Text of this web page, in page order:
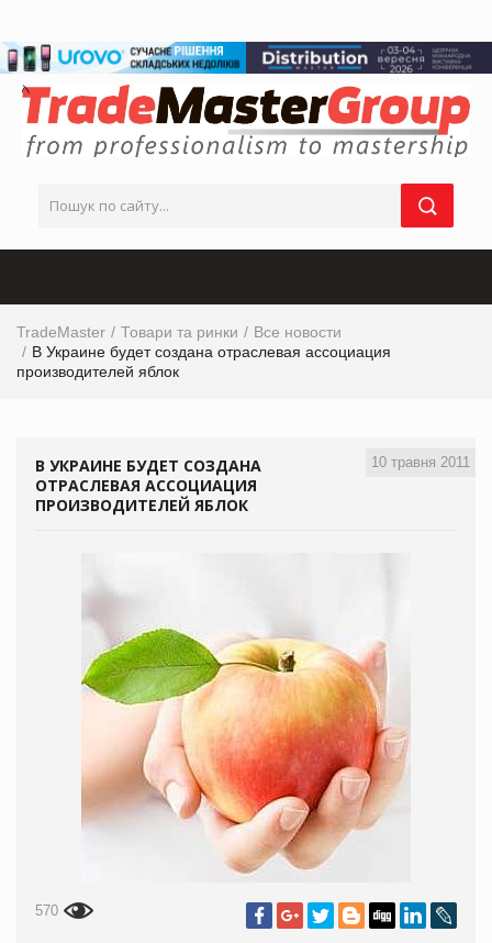
TradeMaster Товари та ринки
Все новости
В Украине будет создана отраслевая ассоциация
производителей яблок
10 травня 2011
В УКРАИНЕ БУДЕТ СОЗДАНА
ОТРАСЛЕВАЯ АССОЦИАЦИЯ
ПРОИЗВОДИТЕЛЕЙ ЯБЛОК
570